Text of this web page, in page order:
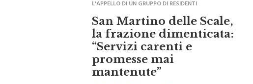
San Martino delle Scale,
la frazione dimenticata:
“Servizi carenti e
promesse mai
mantenute”